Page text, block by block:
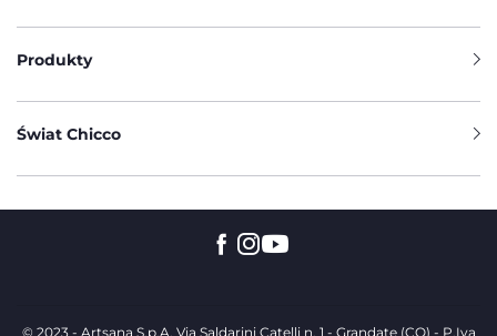
Produkty
Świat Chicco
© 2023 - Artsana S.p.A. Via Saldarini Catelli n. 1 - Grandate (CO) - P.Iva